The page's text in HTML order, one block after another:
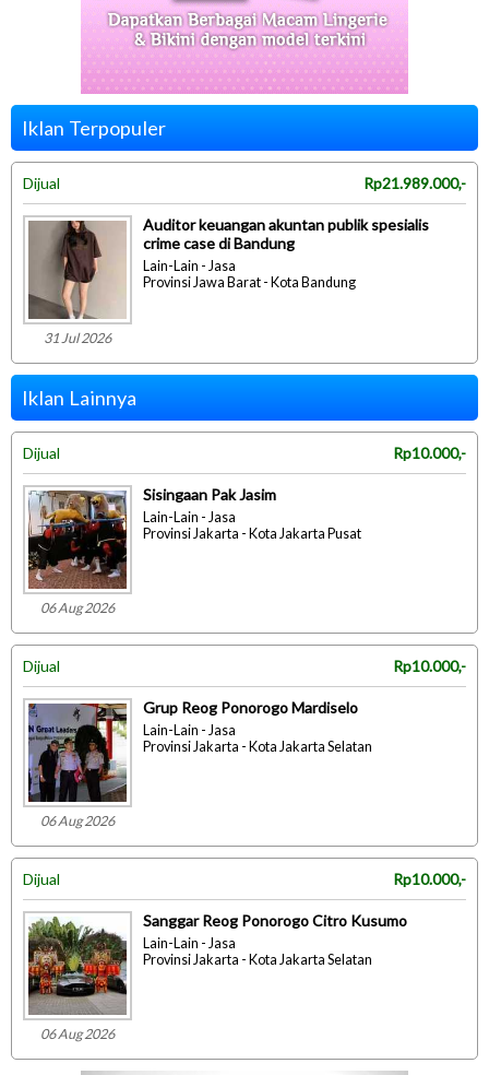
Iklan Terpopuler
Dijual Rp21.989.000,-
31 Jul 2026
Auditor keuangan akuntan publik spesialis
crime case di Bandung
Lain-Lain - Jasa
Provinsi Jawa Barat - Kota Bandung
Iklan Lainnya
Dijual Rp10.000,-
06 Aug 2026
Sisingaan Pak Jasim
Lain-Lain - Jasa
Provinsi Jakarta - Kota Jakarta Pusat
Dijual Rp10.000,-
06 Aug 2026
Grup Reog Ponorogo Mardiselo
Lain-Lain - Jasa
Provinsi Jakarta - Kota Jakarta Selatan
Dijual Rp10.000,-
06 Aug 2026
Sanggar Reog Ponorogo Citro Kusumo
Lain-Lain - Jasa
Provinsi Jakarta - Kota Jakarta Selatan